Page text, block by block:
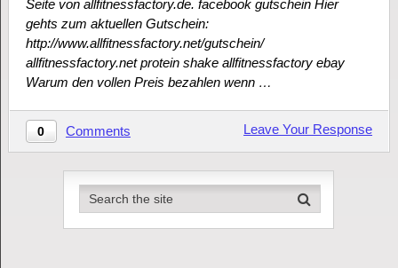
Seite von allfitnessfactory.de. facebook gutschein Hier
gehts zum aktuellen Gutschein:
http://www.allfitnessfactory.net/gutschein/
allfitnessfactory.net protein shake allfitnessfactory ebay
Warum den vollen Preis bezahlen wenn …
0 Comments Leave Your Response